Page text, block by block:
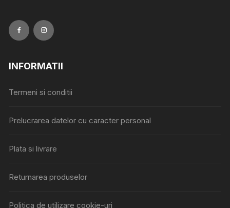
INFORMATII
Termeni si conditii
Prelucrarea datelor cu caracter personal
Plata si livrare
Returnarea produselor
Politica de utilizare cookie-uri